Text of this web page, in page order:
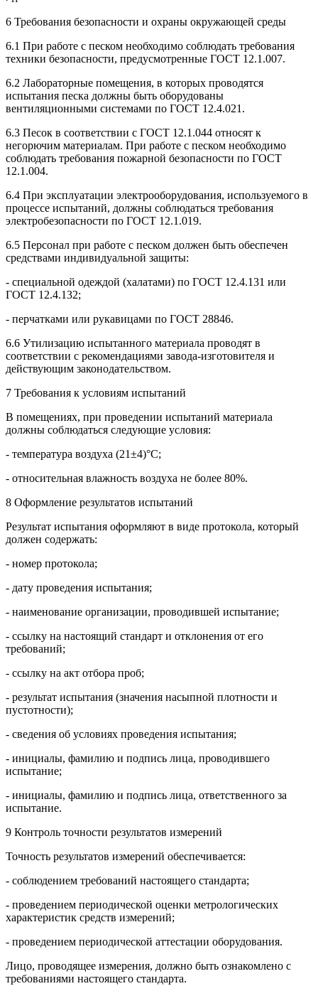
6 Требования безопасности и охраны окружающей среды
6.1 При работе с песком необходимо соблюдать требования
техники безопасности, предусмотренные ГОСТ 12.1.007.
6.2 Лабораторные помещения, в которых проводятся
испытания песка должны быть оборудованы
вентиляционными системами по ГОСТ 12.4.021.
6.3 Песок в соответствии с ГОСТ 12.1.044 относят к
негорючим материалам. При работе с песком необходимо
соблюдать требования пожарной безопасности по ГОСТ
12.1.004.
6.4 При эксплуатации электрооборудования, используемого в
процессе испытаний, должны соблюдаться требования
электробезопасности по ГОСТ 12.1.019.
6.5 Персонал при работе с песком должен быть обеспечен
средствами индивидуальной защиты:
- специальной одеждой (халатами) по ГОСТ 12.4.131 или
ГОСТ 12.4.132;
- перчатками или рукавицами по ГОСТ 28846.
6.6 Утилизацию испытанного материала проводят в
соответствии с рекомендациями завода-изготовителя и
действующим законодательством.
7 Требования к условиям испытаний
В помещениях, при проведении испытаний материала
должны соблюдаться следующие условия:
- температура воздуха (21±4)°С;
- относительная влажность воздуха не более 80%.
8 Оформление результатов испытаний
Результат испытания оформляют в виде протокола, который
должен содержать:
- номер протокола;
- дату проведения испытания;
- наименование организации, проводившей испытание;
- ссылку на настоящий стандарт и отклонения от его
требований;
- ссылку на акт отбора проб;
- результат испытания (значения насыпной плотности и
пустотности);
- сведения об условиях проведения испытания;
- инициалы, фамилию и подпись лица, проводившего
испытание;
- инициалы, фамилию и подпись лица, ответственного за
испытание.
9 Контроль точности результатов измерений
Точность результатов измерений обеспечивается:
- соблюдением требований настоящего стандарта;
- проведением периодической оценки метрологических
характеристик средств измерений;
- проведением периодической аттестации оборудования.
Лицо, проводящее измерения, должно быть ознакомлено с
требованиями настоящего стандарта.